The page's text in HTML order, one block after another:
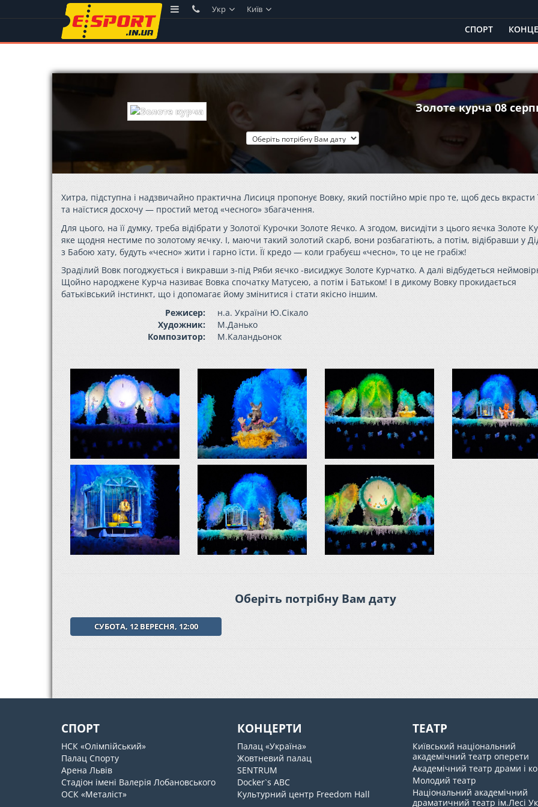
Укр Київ
СПОРТ
Золоте курча 08
Хитра, підступна і надзвичайно практична Лисиця пропонує Вовку, який постійно мріє про те, щоб десь вкрасти
та наїстися досхочу — простий метод «чесного» збагачення.
Для цього, на її думку, треба відібрати у Золотої Курочки Золоте Яєчко. А згодом, висидіти з цього яєчка Золоте
яке щодня нестиме по золотому яєчку. І, маючи такий золотий скарб, вони розбагатіють, а потім, відібравши у
з Бабою хату, будуть «чесно» жити і гарно їсти. Її кредо — коли грабуєш «чесно», то це не грабіж!
Зраділий Вовк погоджується і викравши з-під Ряби яєчко -висиджує Золоте Курчатко. А далі відбудеться
Щойно народжене Курча називає Вовка спочатку Матусею, а потім і Батьком! І в дикому Вовку прокидається
батьківський інстинкт, що і допомагає йому змінитися і стати якісно іншим.
Режисер:
н.а. України Ю.Сікало
Художник:
М.Данько
Композитор:
М.Каландьонок
Оберіть потрібну Вам дату
СУБОТА, 12 ВЕРЕСНЯ, 12:00
СПОРТ
НСК «Олімпійський»
Палац Спорту
Арена Львів
Стадіон імені Валерія Лобановського
ОСК «Металіст»
КОНЦЕРТИ
Палац «Україна»
Жовтневий палац
SENTRUM
Docker`s ABC
Культурний центр Freedom Hall
ТЕАТР
Київський національний
академічний театр оперети
Академічний театр драми і
Молодий театр
Національний академічний
драматичний театр ім.Лесі